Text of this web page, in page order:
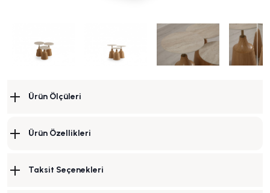
Ürün Ölçüleri
Ürün Özellikleri
Taksit Seçenekleri